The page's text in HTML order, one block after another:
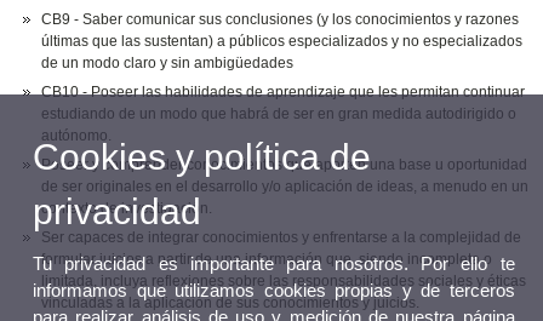
CB9 - Saber comunicar sus conclusiones (y los conocimientos y razones
últimas que las sustentan) a públicos especializados y no especializados
de un modo claro y sin ambigüedades
CB10 - Poseer las habilidades de aprendizaje que les permitan continuar
estudiando de un modo que habrá de ser en gran medida autodirigido o
autónomo.
Poseer y comprender conocimientos que aporten una base u oportunidad
de ser originales en el desarrollo y/o aplicación de ideas, a menudo en un
contexto de investigación.
Ser capaces de integrar conocimientos y enfrentarse a la complejidad de
formular juicios a partir de una información que, siendo incompleta o
limitada, incluya reflexiones sobre las responsabilidades sociales y éticas
vinculadas a la aplicación de sus conocimientos y juicios.
Cookies y política de
privacidad
Tu privacidad es importante para nosotros. Por ello te
informamos que utilizamos cookies propias y de terceros
para realizar análisis de uso y medición de nuestra página